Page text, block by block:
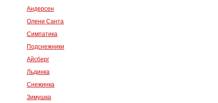
Андерсен
Олени Санта
Симпатика
Подснежники
Айсберг
Льдинка
Снежинка
Зимушка